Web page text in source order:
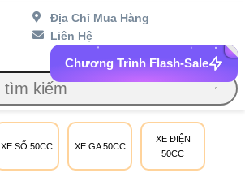
Địa Chỉ Mua Hàng
Liên Hệ
Chương Trình Flash-Sale
XE SỐ 50CC XE GA 50CC
XE ĐIỆN
50CC